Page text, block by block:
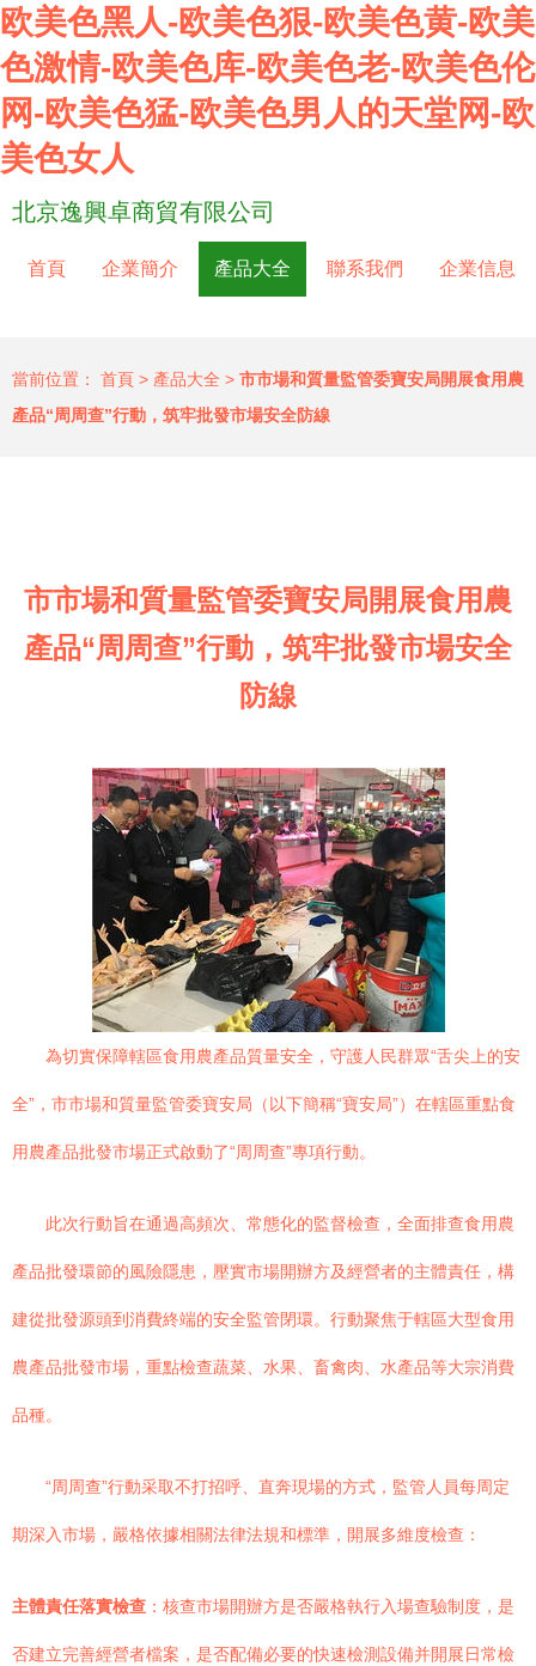
欧美色黑人-欧美色狠-欧美色黄-欧美
色激情-欧美色库-欧美色老-欧美色伦
网-欧美色猛-欧美色男人的天堂网-欧
美色女人
北京逸興卓商貿有限公司
首頁 企業簡介 產品大全 聯系我們 企業信息
當前位置： 首頁 > 產品大全 > 市市場和質量監管委寶安局開展食用農
產品“周周查”行動，筑牢批發市場安全防線
市市場和質量監管委寶安局開展食用農
產品“周周查”行動，筑牢批發市場安全
防線
為切實保障轄區食用農產品質量安全，守護人民群眾“舌尖上的安
全”，市市場和質量監管委寶安局（以下簡稱“寶安局”）在轄區重點食
用農產品批發市場正式啟動了“周周查”專項行動。
此次行動旨在通過高頻次、常態化的監督檢查，全面排查食用農
產品批發環節的風險隱患，壓實市場開辦方及經營者的主體責任，構
建從批發源頭到消費終端的安全監管閉環。行動聚焦于轄區大型食用
農產品批發市場，重點檢查蔬菜、水果、畜禽肉、水產品等大宗消費
品種。
“周周查”行動采取不打招呼、直奔現場的方式，監管人員每周定
期深入市場，嚴格依據相關法律法規和標準，開展多維度檢查：
主體責任落實檢查 ：核查市場開辦方是否嚴格執行入場查驗制度，是
否建立完善經營者檔案，是否配備必要的快速檢測設備并開展日常檢